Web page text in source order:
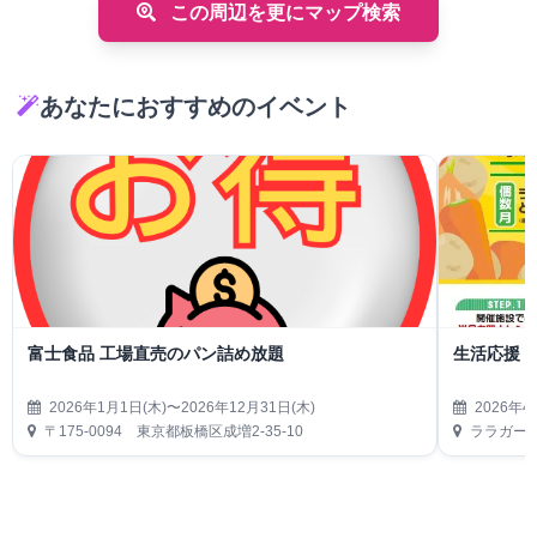
この周辺を更にマップ検索
あなたにおすすめのイベント
富士食品 工場直売のパン詰め放題
2026年1月1日(木)〜2026年12月31日(木)
〒175-0094 東京都板橋区成増2-35-10
生活応援
2026年4
ララガー